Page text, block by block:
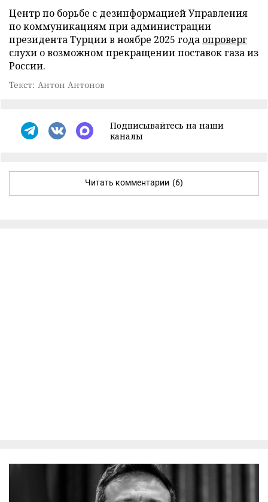
Центр по борьбе с дезинформацией Управления
по коммуникациям при администрации
президента Турции в ноябре 2025 года опроверг
слухи о возможном прекращении поставок газа из
России.
Текст: Антон Антонов
Подписывайтесь на наши
каналы
Читать комментарии (6)